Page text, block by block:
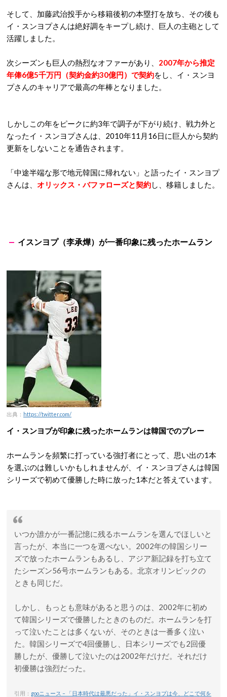
そして、加藤武治投手から移籍後初の本塁打を放ち、その後も
イ・スンヨプさんは絶好調をキープし続け、巨人の主砲として
活躍しました。
次シーズンも巨人の熱烈なオファーがあり、 2007年から推定
年俸6億5千万円（契約金約30億円）で契約をし、イ・スンヨ
プさんのキャリアで最高の年棒となりました。
しかしこの年をピークに約3年で調子が下がり続け、戦力外と
なったイ・スンヨプさんは、2010年11月16日に巨人から契約
更新をしないことを通告されます。
「中途半端な形で地元韓国に帰れない」と語ったイ・スンヨプ
さんは、 オリックス・バファローズと契約し、移籍しました。
イスンヨプ（李承燁）が一番印象に残ったホームラン
出典： https://twitter.com/
イ・スンヨプが印象に残ったホームランは韓国でのプレー
ホームランを頻繁に打っている強打者にとって、思い出の1本
を選ぶのは難しいかもしれませんが、イ・スンヨプさんは韓国
シリーズで初めて優勝した時に放った1本だと答えています。
いつか誰かが一番記憶に残るホームランを選んでほしいと
言ったが、本当に一つを選べない。2002年の韓国シリー
ズで放ったホームランもあるし、アジア新記録を打ち立て
たシーズン56号ホームランもある。北京オリンピックの
ときも同じだ。
しかし、もっとも意味があると思うのは、2002年に初め
て韓国シリーズで優勝したときのものだ。ホームランを打
って泣いたことは多くないが、そのときは一番多く泣い
た。韓国シリーズで4回優勝し、日本シリーズでも2回優
勝したが、優勝して泣いたのは2002年だけだ。それだけ
初優勝は強烈だった。
引用： gooニュース – 「日本時代は最悪だった」イ・スンヨプは今、どこで何を